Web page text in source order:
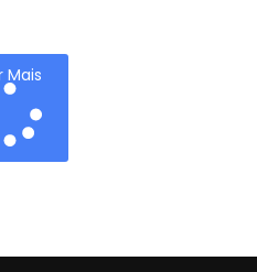
Mais